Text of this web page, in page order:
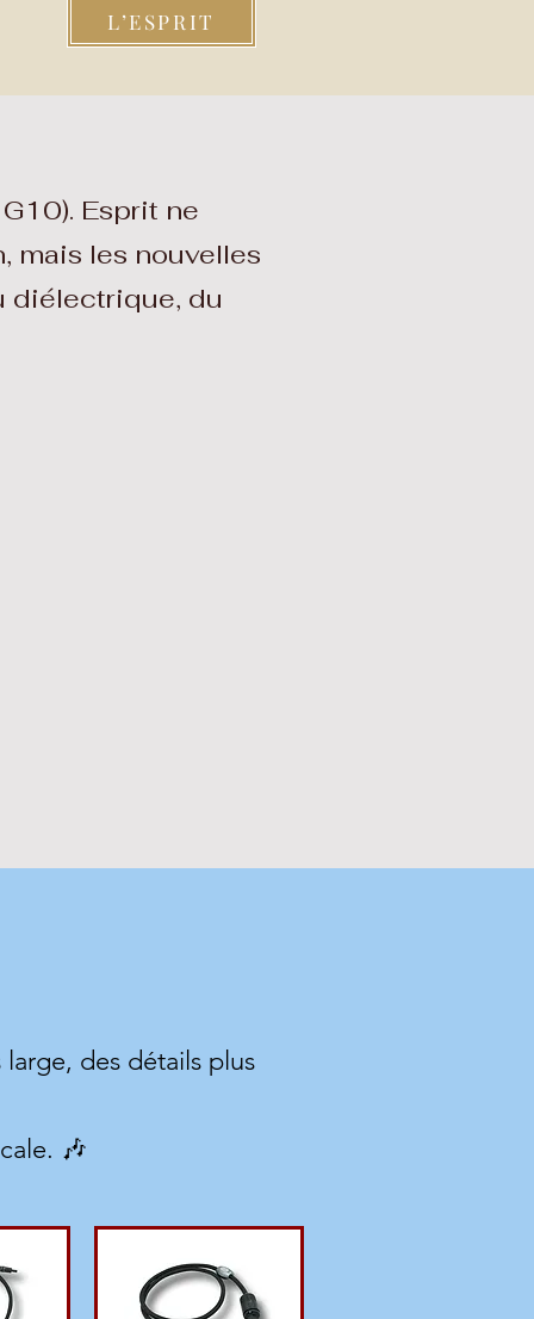
L’ESPRIT
Esprit ne
mais les nouvelles
diélectrique, du
des détails plus
🎶